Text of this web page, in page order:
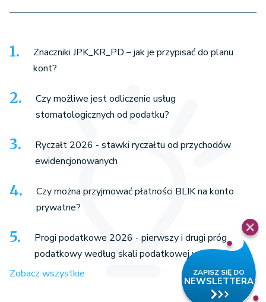
Znaczniki JPK_KR_PD – jak je przypisać do planu
kont?
Czy możliwe jest odliczenie usług
stomatologicznych od podatku?
Ryczałt 2026 - stawki ryczałtu od przychodów
ewidencjonowanych
Czy można przyjmować płatności BLIK na konto
prywatne?
Progi podatkowe 2026 - pierwszy i drugi próg
podatkowy według skali podatkowej w Polsce
Zobacz wszystkie